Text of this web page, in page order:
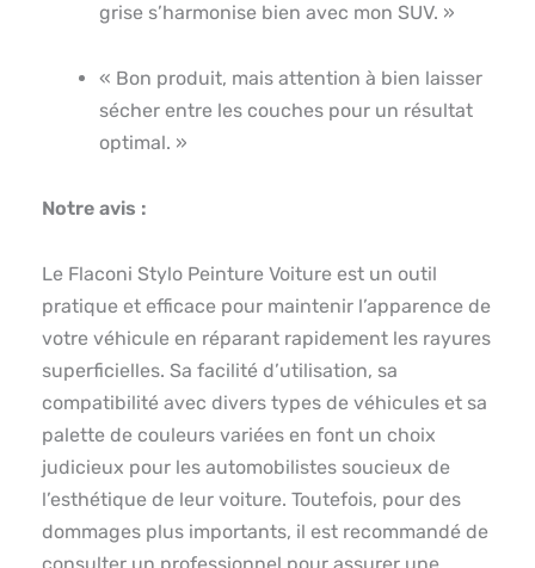
grise s’harmonise bien avec mon SUV. »
« Bon produit, mais attention à bien laisser
sécher entre les couches pour un résultat
optimal. »
Notre avis :
Le Flaconi Stylo Peinture Voiture est un outil
pratique et efficace pour maintenir l’apparence de
votre véhicule en réparant rapidement les rayures
superficielles. Sa facilité d’utilisation, sa
compatibilité avec divers types de véhicules et sa
palette de couleurs variées en font un choix
judicieux pour les automobilistes soucieux de
l’esthétique de leur voiture. Toutefois, pour des
dommages plus importants, il est recommandé de